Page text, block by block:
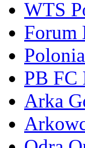
WTS
Forum
PB FC
Arka